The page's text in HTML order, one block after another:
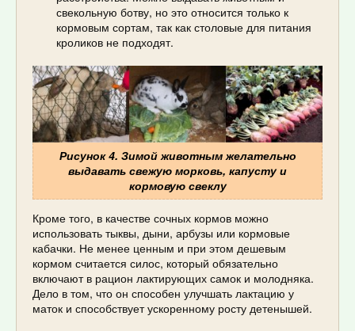
свекольную ботву, но это относится только к
кормовым сортам, так как столовые для питания
кроликов не подходят.
Рисунок 4. Зимой животным желательно
выдавать свежую морковь, капусту и
кормовую свеклу
Кроме того, в качестве сочных кормов можно
использовать тыквы, дыни, арбузы или кормовые
кабачки. Не менее ценным и при этом дешевым
кормом считается силос, который обязательно
включают в рацион лактирующих самок и молодняка.
Дело в том, что он способен улучшать лактацию у
маток и способствует ускоренному росту детенышей.